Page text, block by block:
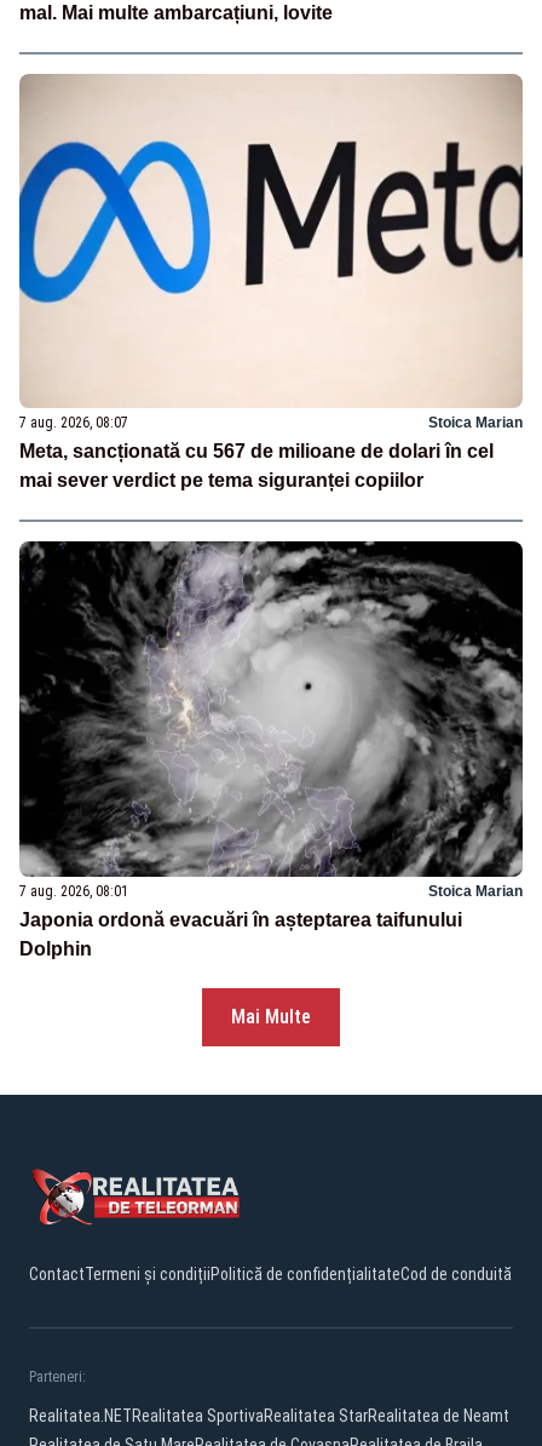
mal. Mai multe ambarcațiuni, lovite
7 aug. 2026, 08:07 Stoica Marian
Meta, sancționată cu 567 de milioane de dolari în cel
mai sever verdict pe tema siguranței copiilor
7 aug. 2026, 08:01 Stoica Marian
Japonia ordonă evacuări în așteptarea taifunului
Dolphin
Mai Multe
ContactTermeni și condițiiPolitică de confidențialitateCod de conduită
Parteneri:
Realitatea.NETRealitatea SportivaRealitatea StarRealitatea de Neamt